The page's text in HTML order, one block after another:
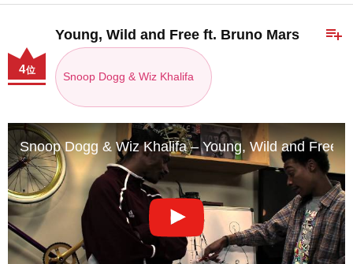
playlist_add
Young, Wild and Free ft. Bruno Mars
Snoop Dogg & Wiz Khalifa
4位
Snoop Dogg & Wiz Khalifa – Young, Wild and Free